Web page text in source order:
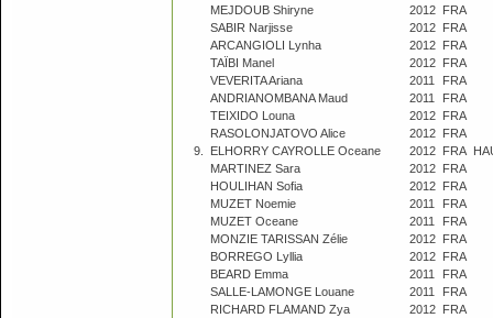
MEJDOUB Shiryne
2012 FRA
SABIR Narjisse
2012 FRA
ARCANGIOLI Lynha
2012 FRA
TAÏBI Manel
2012 FRA
VEVERITA Ariana
2011
FRA
ANDRIANOMBANA Maud
2011
FRA
TEIXIDO Louna
2012 FRA
RASOLONJATOVO Alice
2012 FRA
9.
ELHORRY CAYROLLE Oceane 2012 FRA
MARTINEZ Sara
2012 FRA
HOULIHAN Sofia
2012 FRA
MUZET Noemie
2011
FRA
MUZET Oceane
2011
FRA
MONZIE TARISSAN Zélie
2012 FRA
BORREGO Lyllia
2012 FRA
BEARD Emma
2011
FRA
SALLE-LAMONGE Louane
2011
FRA
RICHARD FLAMAND Zya
2012 FRA